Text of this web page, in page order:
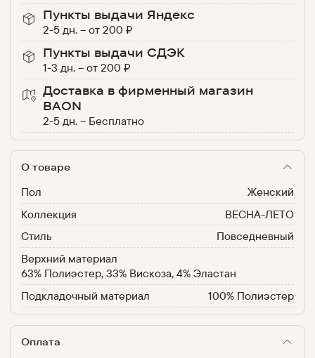
Пункты выдачи Яндекс
2-5 дн. –от200 ₽
Пункты выдачи СДЭК
1-3 дн. –от200 ₽
Доставка в фирменный магазин
BAON
2-5 дн. – Бесплатно
О товаре
Пол
Женский
Коллекция
ВЕСНА-ЛЕТО
Стиль
Повседневный
Верхний материал
63% Полиэстер, 33% Вискоза, 4% Эластан
Подкладочный материал
100% Полиэстер
Оплата